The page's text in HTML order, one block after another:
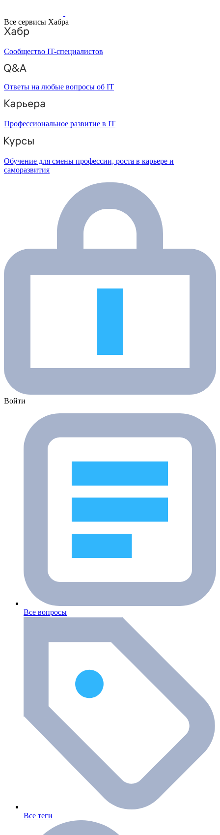
Все сервисы Хабра
Сообщество IT-специалистов
Ответы на любые вопросы об IT
Профессиональное развитие в IT
Обучение для смены профессии, роста в карьере и
саморазвития
Войти
Все вопросы
Все теги